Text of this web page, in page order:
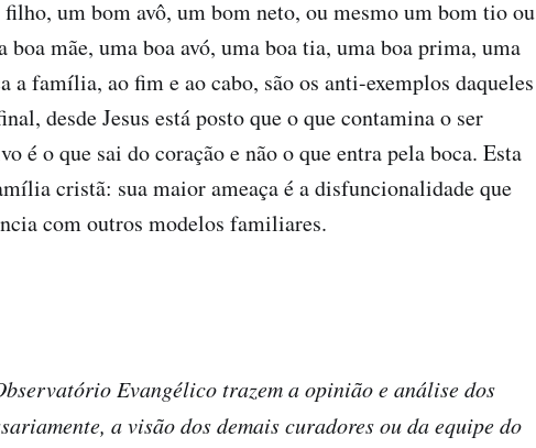
um bom avô, um bom neto, ou mesmo um bom tio ou
mãe, uma boa avó, uma boa tia, uma boa prima, uma
a família, ao fim e ao cabo, são os anti-exemplos daqueles
desde Jesus está posto que o que contamina o ser
é o que sai do coração e não o que entra pela boca. Esta
cristã: sua maior ameaça é a disfuncionalidade que
com outros modelos familiares.
Evangélico trazem a opinião e análise dos
a visão dos demais curadores ou da equipe do